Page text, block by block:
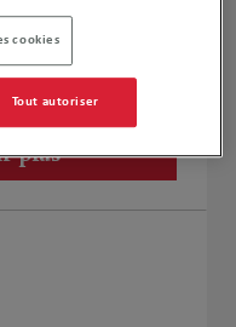
plus
cookies
Tout autoriser